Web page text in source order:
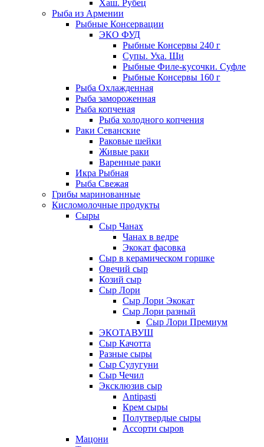
Хаш. Рубец
Рыба из Армении
Рыбные Консервации
ЭКО ФУД
Рыбные Консервы 240 г
Супы. Уха. Щи
Рыбные Филе-кусочки. Суфле
Рыбные Консервы 160 г
Рыба Охлажденная
Рыба замороженная
Рыба копченая
Рыба холодного копчения
Раки Севанские
Раковые шейки
Живые раки
Варенные раки
Икра Рыбная
Рыба Свежая
Грибы маринованные
Кисломолочные продукты
Сыры
Сыр Чанах
Чанах в ведре
Экокат фасовка
Сыр в керамическом горшке
Овечий сыр
Козий сыр
Сыр Лори
Сыр Лори Экокат
Сыр Лори разный
Сыр Лори Премиум
ЭКОТАВУШ
Сыр Качотта
Разные сыры
Сыр Сулугуни
Сыр Чечил
Эксклюзив сыр
Antipasti
Крем сыры
Полутвердые сыры
Ассорти сыров
Мацони